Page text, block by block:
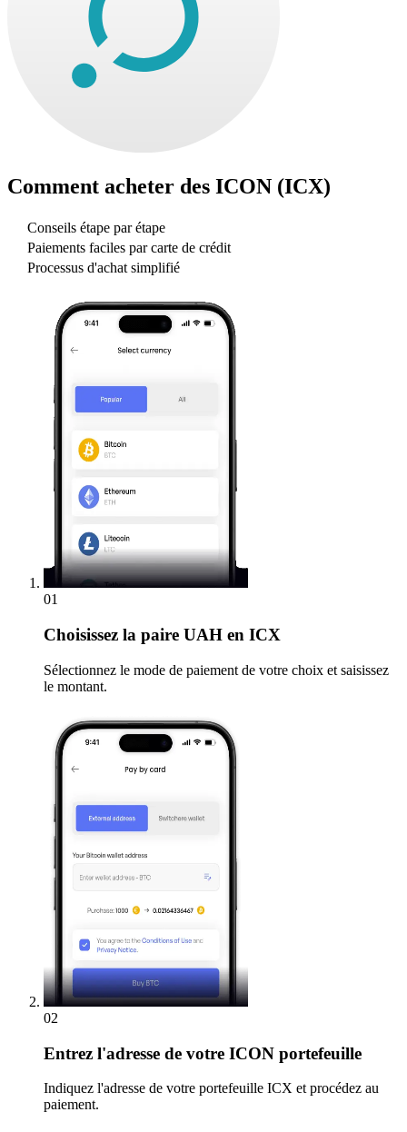
Comment acheter des ICON (ICX)
Conseils étape par étape
Paiements faciles par carte de crédit
Processus d'achat simplifié
01
Choisissez la paire UAH en ICX
Sélectionnez le mode de paiement de votre choix et saisissez
le montant.
02
Entrez l'adresse de votre ICON portefeuille
Indiquez l'adresse de votre portefeuille ICX et procédez au
paiement.